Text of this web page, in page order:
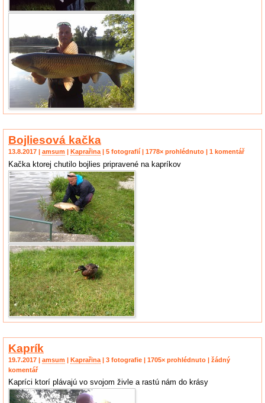
Bojliesová kačka
13.8.2017 | amsum Kaprařina | 5 fotografií | 1778× prohlédnuto | 1 komentář
Kačka ktorej chutilo bojlies pripravené na kapríkov
Kaprík
19.7.2017 | amsum | Kaprařina | 3 fotografie | 1705× prohlédnuto | žádný
komentář
Kapríci ktorí plávajú vo svojom živle a rastú nám do krásy